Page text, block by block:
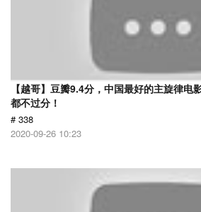
【越哥】豆瓣9.4分，中国最好的主旋律电
都不过分！
# 338
2020-09-26 10:23